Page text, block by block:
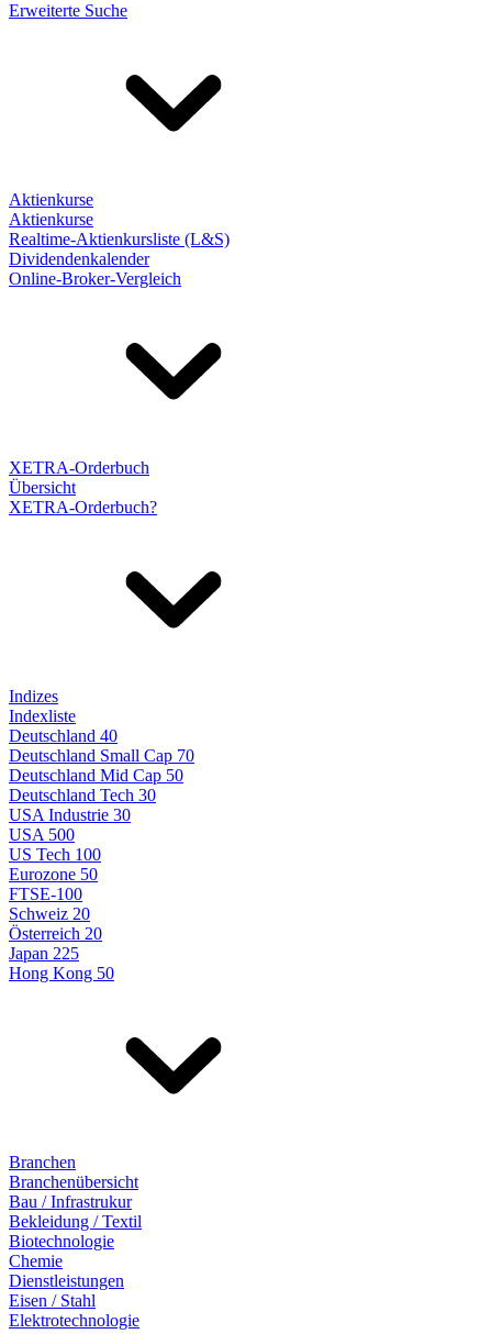
Erweiterte Suche
Aktienkurse
Aktienkurse
Realtime-Aktienkursliste (L&S)
Dividendenkalender
Online-Broker-Vergleich
XETRA-Orderbuch
Übersicht
XETRA-Orderbuch?
Indizes
Indexliste
Deutschland 40
Deutschland Small Cap 70
Deutschland Mid Cap 50
Deutschland Tech 30
USA Industrie 30
USA 500
US Tech 100
Eurozone 50
FTSE-100
Schweiz 20
Österreich 20
Japan 225
Hong Kong 50
Branchen
Branchenübersicht
Bau / Infrastrukur
Bekleidung / Textil
Biotechnologie
Chemie
Dienstleistungen
Eisen / Stahl
Elektrotechnologie